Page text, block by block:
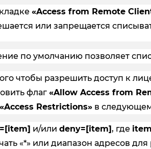
«Access from Remote
или запрещается
по умолчанию позволяет
чтобы разрешить доступ к
флаг «Allow Access from
«Access Restrictions» в
и/или deny=[item] , где item
«*» или диапазон адресов